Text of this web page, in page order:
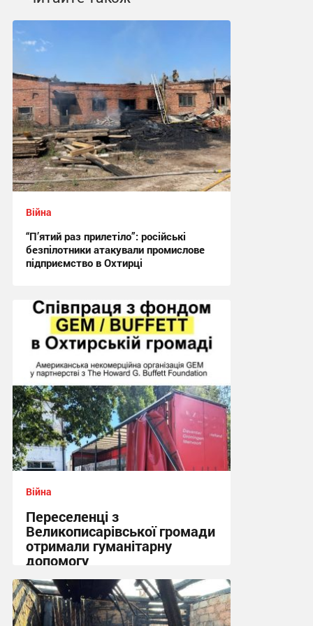
Війна
“П’ятий раз прилетіло”: російські
безпілотники атакували промислове
підприємство в Охтирці
21:29 сьогодні
Війна
Переселенці з
Великописарівської громади
отримали гуманітарну
допомогу
14:53 сьогодні